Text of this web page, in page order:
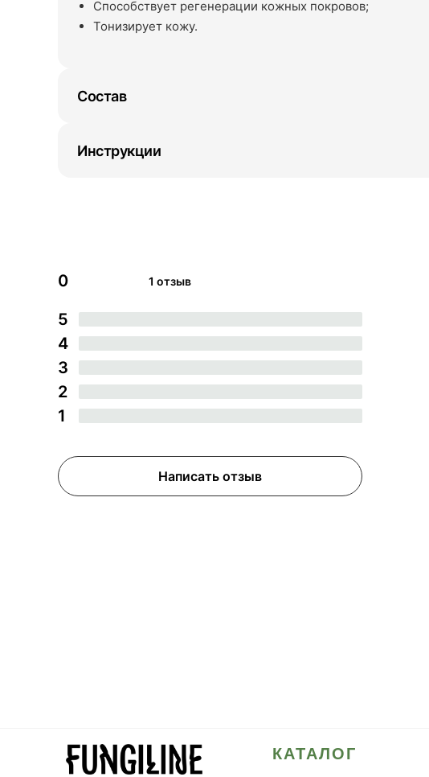
Способствует регенерации кожных покровов;
Тонизирует кожу.
Состав
Инструкции
0 1 отзыв
5
4
3
2
1
Написать отзыв
КАТАЛОГ